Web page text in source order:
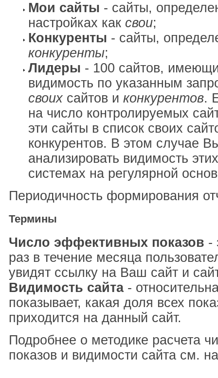
Мои сайты - сайты,
настройках как свои;
Конкуренты - сайты,
конкуренты;
Лидеры - 100 сайтов,
видимость по указанным
своих сайтов и конкурентов.
на число контролируемых
эти сайты в список своих
конкурентов. В этом случае
анализировать видимость
системах на регулярной
Периодичность формирования
Термины
Число эффективных показов -
раз в течение месяца
увидят ссылку на Ваш сайт и
Видимость сайта-
показывает, какая доля всех
приходится на данный сайт.
Подробнее о методике расчета
показов и видимости сайта см.